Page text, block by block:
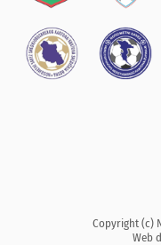
Copyright (c)
Web